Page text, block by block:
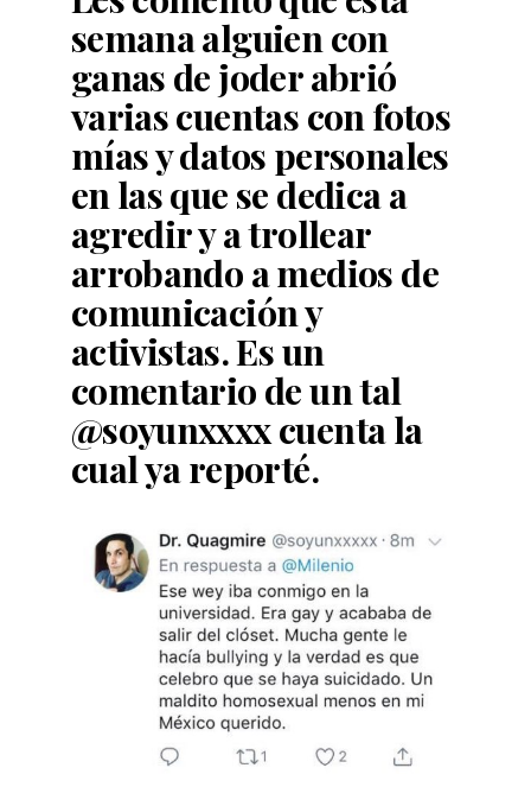
semana alguien con
ganas de joder abrió
varias cuentas con fotos
mías y datos personales
en las que se dedica a
agredir y a trollear
arrobando a medios de
comunicación y
activistas. Es un
comentario de un tal
@soyunxxxx cuenta la
cual ya reporté.